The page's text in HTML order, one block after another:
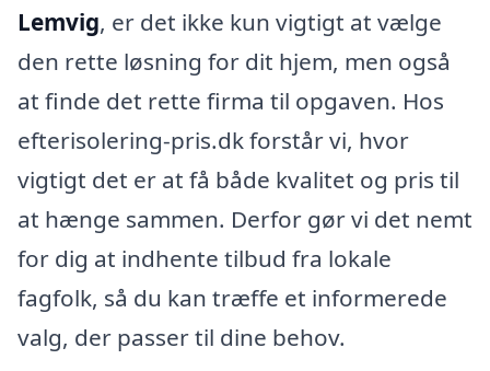
Lemvig, er det ikke kun vigtigt at vælge
den rette løsning for dit hjem, men også
at finde det rette firma til opgaven. Hos
efterisolering-pris.dk forstår vi, hvor
vigtigt det er at få både kvalitet og pris til
at hænge sammen. Derfor gør vi det nemt
for dig at indhente tilbud fra lokale
fagfolk, så du kan træffe et informerede
valg, der passer til dine behov.